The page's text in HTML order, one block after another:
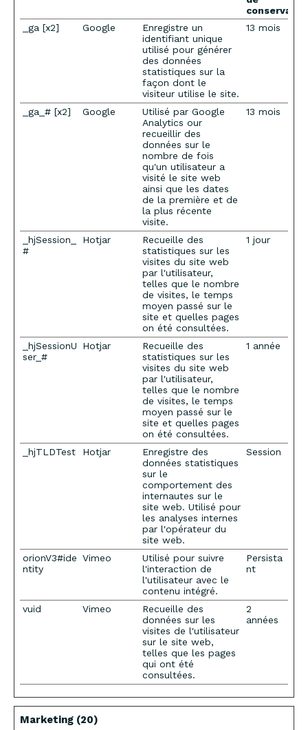
_ga [x2]
Google
Enregistre un
identifiant unique
utilisé pour générer
des données
statistiques sur la
façon dont le
visiteur utilise le site.
13 mois
_ga_# [x2] Google
Utilisé par Google
Analytics our
recueillir des
données sur le
nombre de fois
qu'un utilisateur a
visité le site web
ainsi que les dates
de la première et de
la plus récente
visite.
13 mois
_hjSession_
#
Hotjar
Recueille des
statistiques sur les
visites du site web
par l'utilisateur,
telles que le nombre
de visites, le temps
moyen passé sur le
site et quelles pages
on été consultées.
1 jour
_hjSessionU
ser_#
Hotjar
Recueille des
statistiques sur les
visites du site web
par l'utilisateur,
telles que le nombre
de visites, le temps
moyen passé sur le
site et quelles pages
on été consultées.
1 année
_hjTLDTest Hotjar
Enregistre des
données statistiques
sur le
comportement des
internautes sur le
site web. Utilisé pour
les analyses internes
par l'opérateur du
site web.
Session
orionV3#ide
ntity
Vimeo
Utilisé pour suivre
l'interaction de
l'utilisateur avec le
contenu intégré.
Persista
nt
vuid Vimeo
Recueille des
données sur les
visites de l'utilisateur
sur le site web,
telles que les pages
qui ont été
consultées.
2
années
Marketing (20)